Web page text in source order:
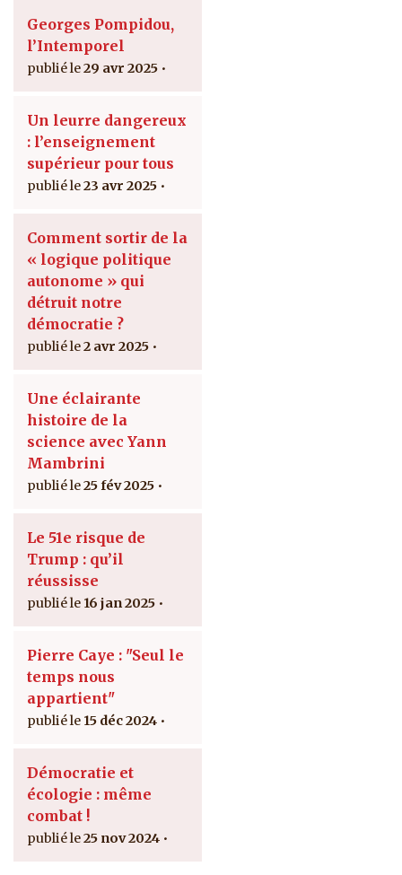
Georges Pompidou,
l’Intemporel
29 avr 2025
Un leurre dangereux
: l’enseignement
supérieur pour tous
23 avr 2025
Comment sortir de la
« logique politique
autonome » qui
détruit notre
démocratie ?
2 avr 2025
Une éclairante
histoire de la
science avec Yann
Mambrini
25 fév 2025
Le 51e risque de
Trump : qu’il
réussisse
16 jan 2025
Pierre Caye : "Seul le
temps nous
appartient"
15 déc 2024
Démocratie et
écologie : même
combat !
25 nov 2024